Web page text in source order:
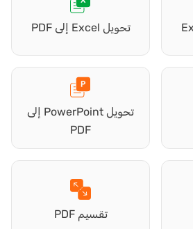
تحويل Excel إلى PDF
تحويل PowerPoint إلى
PDF
تقسيم PDF